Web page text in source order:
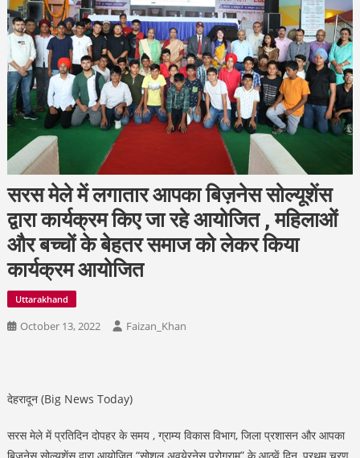
सरस मेले में लगातार आपका बिज़नेस सोल्यूशेंस
द्वारा कार्यक्रम किए जा रहे आयोजित , महिलाओं
और बच्चों के बेहतर समाज को लेकर किया
कार्यक्रम आयोजित
Uttarakhand
October 13, 2022 Faizan_Khan
देहरादून (Big News Today)
सरस मेले में प्रतिदिन दोपहर के समय , ग्राम्य विकास विभाग, जिला प्रशासन और आपका